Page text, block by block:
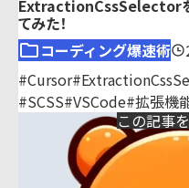
ExtractionCssSelectorを
てみた！
コーディング爆速術
#Cursor
#SCSS#VSCode#拡張機
この記事